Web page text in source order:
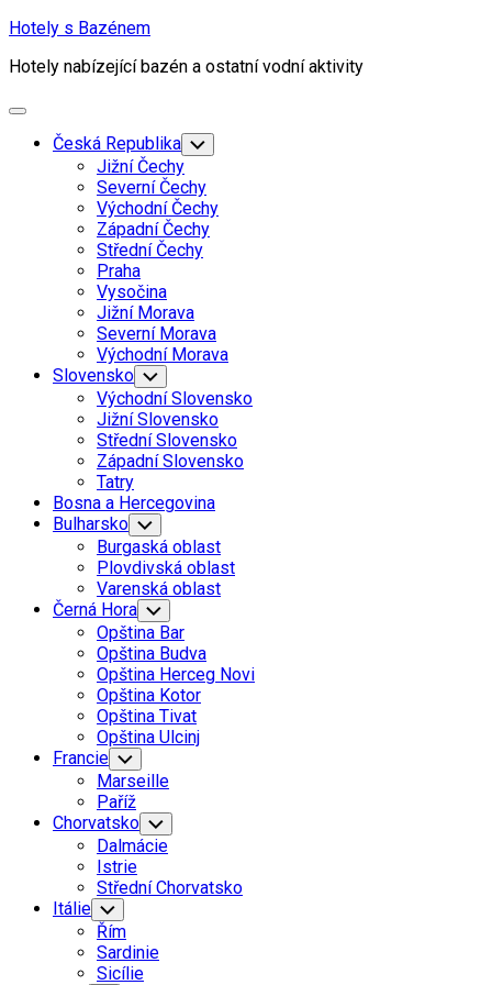
Skip
content
Hotely s Bazénem
Hotely nabízející bazén a ostatní vodní aktivity
Expand
Česká Republika Toggle
Child
Menu
Jižní Čechy
Severní Čechy
Východní Čechy
Západní Čechy
Střední Čechy
Praha
Vysočina
Jižní Morava
Severní Morava
Východní Morava
Slovensko Toggle
Child
Menu
Východní Slovensko
Jižní Slovensko
Střední Slovensko
Západní Slovensko
Tatry
Bosna a Hercegovina
Bulharsko Toggle
Child
Menu
Burgaská oblast
Plovdivská oblast
Varenská oblast
Černá Hora Toggle
Child
Menu
Opština Bar
Opština Budva
Opština Herceg Novi
Opština Kotor
Opština Tivat
Opština Ulcinj
Francie Toggle
Child
Menu
Marseille
Paříž
Chorvatsko Toggle
Child
Menu
Dalmácie
Istrie
Střední Chorvatsko
Itálie Toggle
Child
Menu
Řím
Sardinie
Sicílie